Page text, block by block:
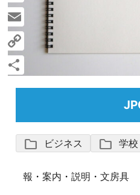
folder ビジネス folder 学校
報 ・ 案内 ・ 説明 ・ 文房具
Messenger
Email
Copy
Link